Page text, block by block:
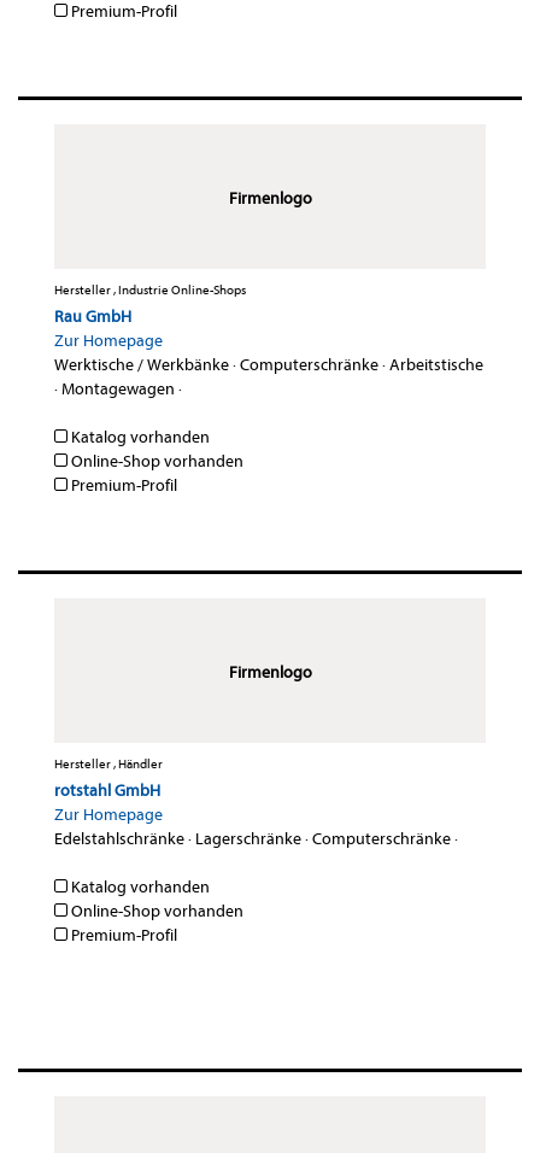
Premium-Profil
Firmenlogo
Hersteller , Industrie Online-Shops
Rau GmbH
Zur Homepage
Werktische / Werkbänke·Computerschränke·Arbeitstische
·Montagewagen ·
Katalog vorhanden
Online-Shop vorhanden
Premium-Profil
Firmenlogo
Hersteller , Händler
rotstahl GmbH
Zur Homepage
Edelstahlschränke· Lagerschränke·Computerschränke·
Katalog vorhanden
Online-Shop vorhanden
Premium-Profil